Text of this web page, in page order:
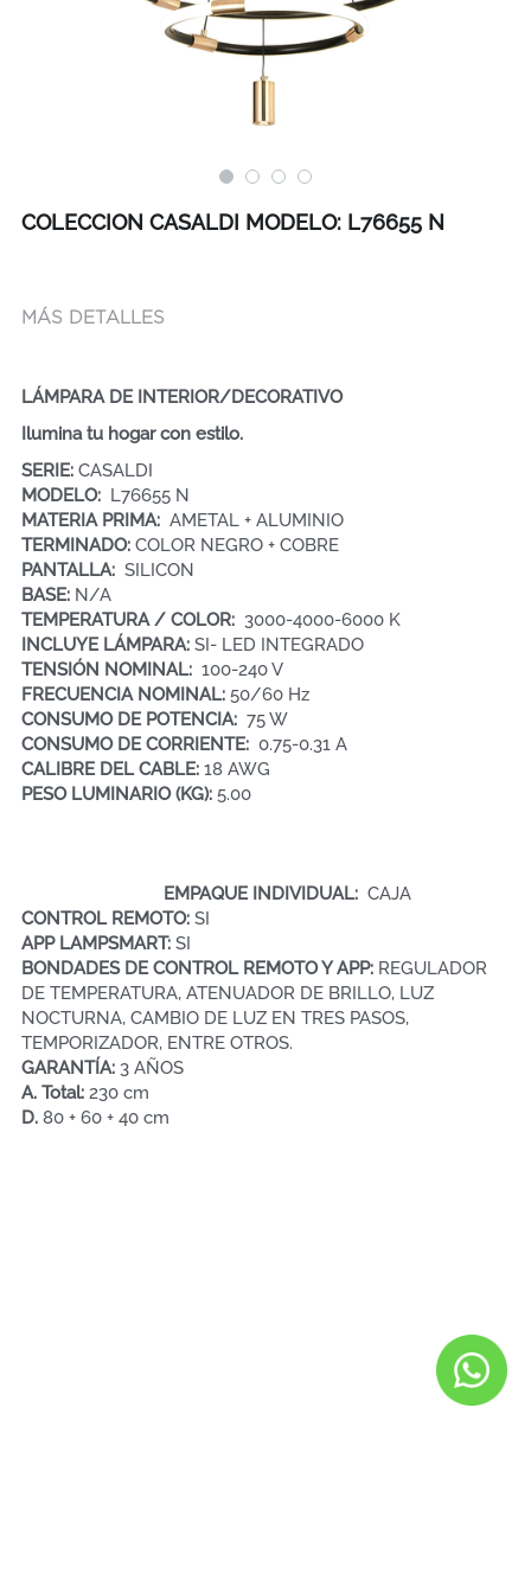
COLECCION CASALDI MODELO: L76655 N
MÁS DETALLES
LÁMPARA DE INTERIOR/DECORATIVO
Ilumina tu hogar con estilo.
SERIE: CASALDI
MODELO: L76655 N
MATERIA PRIMA: AMETAL + ALUMINIO
TERMINADO: COLOR NEGRO + COBRE
PANTALLA: SILICON
BASE: N/A
TEMPERATURA / COLOR: 3000-4000-6000 K
INCLUYE LÁMPARA: SI- LED INTEGRADO
TENSIÓN NOMINAL: 100-240 V
FRECUENCIA NOMINAL: 50/60 Hz
CONSUMO DE POTENCIA: 75 W
CONSUMO DE CORRIENTE: 0.75-0.31 A
CALIBRE DEL CABLE: 18 AWG
PESO LUMINARIO (KG): 5.00
EMPAQUE INDIVIDUAL: CAJA
CONTROL REMOTO: SI
APP LAMPSMART: SI
BONDADES DE CONTROL REMOTO Y APP: REGULADOR
DE TEMPERATURA, ATENUADOR DE BRILLO, LUZ
NOCTURNA, CAMBIO DE LUZ EN TRES PASOS,
TEMPORIZADOR, ENTRE OTROS.
GARANTÍA: 3 AÑOS
A. Total: 230 cm
D. 80 + 60 + 40 cm